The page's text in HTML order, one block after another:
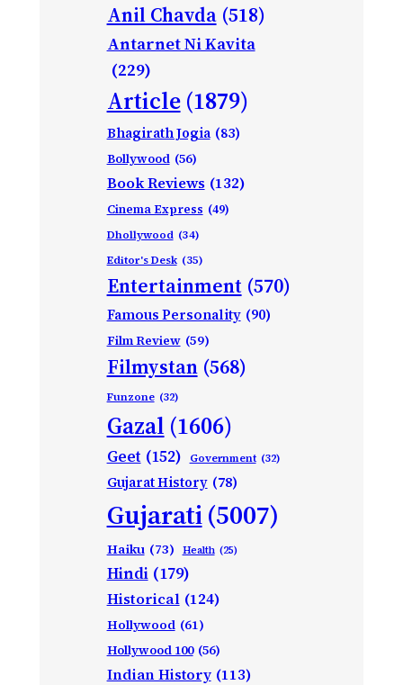
Anil Chavda (518)
Antarnet Ni Kavita
(229)
Article (1879)
Bhagirath Jogia (83)
Bollywood (56)
Book Reviews (132)
Cinema Express (49)
Dhollywood (34)
Editor's Desk (35)
Entertainment (570)
Famous Personality (90)
Film Review (59)
Filmystan (568)
Funzone (32)
Gazal (1606)
Geet (152) Government (32)
Gujarat History (78)
Gujarati(5007)
Haiku (73) Health (25)
Hindi (179)
Historical (124)
Hollywood (61)
Hollywood 100 (56)
Indian History (113)